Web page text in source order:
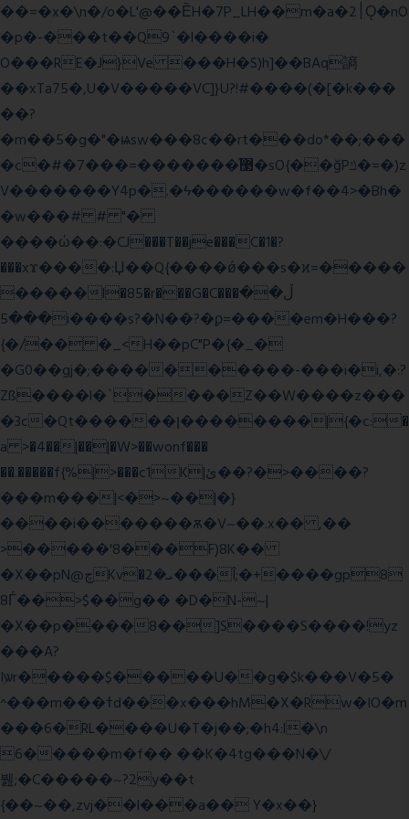
��=�x�\n�/o�L'@��ȄH�7P_LH��m�a�2׀Ǫ�nO
�p�-���t��Q9`�l����i�
O���RE�J}Ve ���H�S)h]��BAq謪
��xTa75�,U�V�����VC]}U?!#����(�[�k���
��?
�m��5�g�"�ѩsw���8c��rt���do*��;���
�c�#�޳�ͯ������=���7�sO{��ğPݿ�=�)z
V�������Y4p�.�ϟ������w�f��4>�Bh�
�w���# # "�
����ώ��:�CJ���T��je���C�1�?
���xϫ����:Џ��Q{����ǿ���s�ϰ=�����
�����l�85�r���G�C���ڵ��
���5i����s?�N��?�ϼ=����em�H���?
{�/�� �_<H��pC"P�{�_�
�G0��gj�;����������-���i�i,�:?
Zß����l�`����Z��W����z���
�3c�Qt������ן��������|{�c:�
a >�4��|��|�W>��wonf���
��.�����f{%|>���c1K|ئ��?�>����?
���m���|<�>~��|�}
����i�������ѫ�V~��.x�� ,��
>�����'8���F)8K��
�X��pN@ڇKv�ܝ�2���Î;�+����gp8
8Ѓ��>$��g�� �D�N-~|
�X��p����8��]S����S����!yz
���A?
Iۭѡr�����$�����U��g�$k���V�5�
^���m���ߙd���x���hM�X�Rw�IO�m
���6�RL����U�T�j��;�h4:l�\n
6�����m�f�� ��K�4tg���N�\/
뷆;�C�����~?2y��t
{��~��,zvj��l���a�� Y�x��}